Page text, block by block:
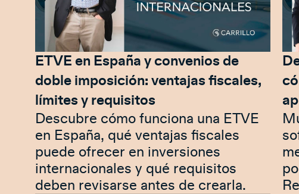
ETVE en España y convenios de
doble imposición: ventajas fiscales,
límites y requisitos
Descubre cómo funciona una ETVE
en España, qué ventajas fiscales
puede ofrecer en inversiones
internacionales y qué requisitos
deben revisarse antes de crearla.